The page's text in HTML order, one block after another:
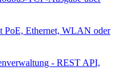
PoE, Ethernet, WLAN oder
- REST API,